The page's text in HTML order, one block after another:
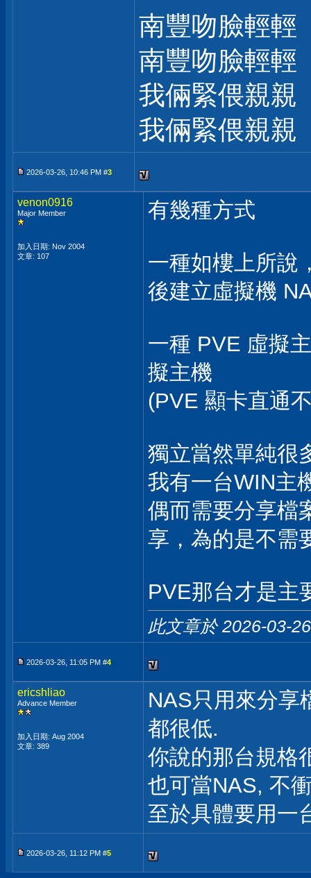
南豐吻臉輕
南豐吻臉輕
我倆緊偎親
我倆緊偎親
2026-03-26, 10:46 PM #3
venon0916
Major Member
加入日期: Nov 2004
文章: 107
有幾種方式
一種如樓上所說
後建立虛擬機
一種 PVE 虛擬
擬主機
(PVE 顯卡直通
獨立當然單純很
我有一台WIN主
偶而需要分享檔
享，為的是不需
PVE那台才是主
此文章於 2026-03-
2026-03-26, 11:05 PM #4
ericshliao
Advance Member
加入日期: Aug 2004
文章: 389
NAS只用來分享
都很低.
你說的那台規格
也可當NAS, 不
至於具體要用一
2026-03-26, 11:12 PM #5